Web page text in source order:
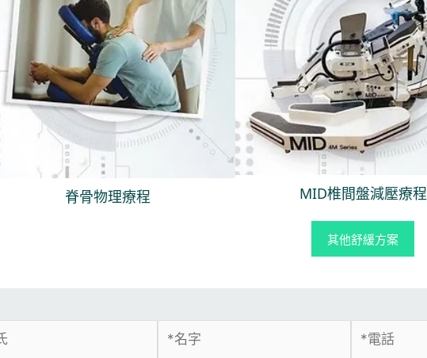
脊骨物理療程 MID椎間盤減壓療程
其他舒緩方案